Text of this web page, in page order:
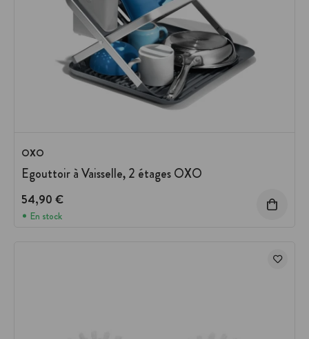
OXO
Egouttoir à Vaisselle, 2 étages OXO
54,90 €
En stock